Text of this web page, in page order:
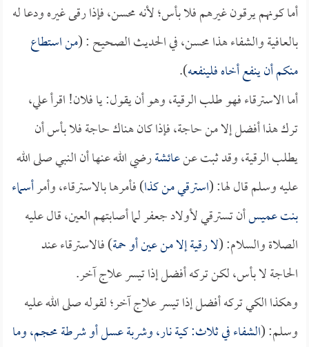
أما كونهم يرقون غيرهم فلا بأس؛ لأنه محسن، فإذا رقى غيره ودعا له
بالعافية والشفاء هذا محسن، في الحديث الصحيح : (من استطاع
منكم أن ينفع أخاه فلينفعه).
أما الاسترقاء فهو طلب الرقية، وهو أن يقول: يا فلان! اقرأ علي،
ترك هذا أفضل إلا من حاجة، فإذا كان هناك حاجة فلا بأس أن
يطلب الرقية، وقد ثبت عنعائشةرضي الله عنها أن النبي صلى الله
عليه وسلم قال لها: (استرقي من كذا) فأمرها بالاسترقاء، وأمرأسماء
بنت عميسأن تسترقي لأولاد جعفر لما أصابتهم العين، قال عليه
الصلاة والسلام: (لا رقية إلا من عين أو حمة) فالاسترقاء عند
الحاجة لا بأس، لكن تركه أفضل إذا تيسر علاج آخر.
وهكذا الكي تركه أفضل إذا تيسر علاج آخر؛ لقوله صلى الله عليه
وسلم: (الشفاء في ثلاث: كية نار، وشربة عسل أو شرطة محجم، وما